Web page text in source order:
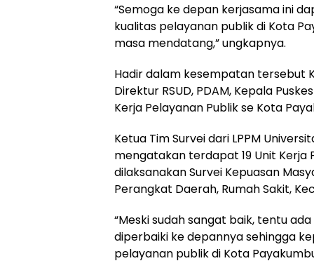
“Semoga ke depan kerjasama ini
kualitas pelayanan publik di Kota
masa mendatang,” ungkapnya.
Hadir dalam kesempatan tersebut
Direktur RSUD, PDAM, Kepala
Kerja Pelayanan Publik se Kota
Ketua Tim Survei dari LPPM
mengatakan terdapat 19 Unit Kerja
dilaksanakan Survei Kepuasan
Perangkat Daerah, Rumah Sakit,
“Meski sudah sangat baik, tentu
diperbaiki ke depannya sehingga
pelayanan publik di Kota